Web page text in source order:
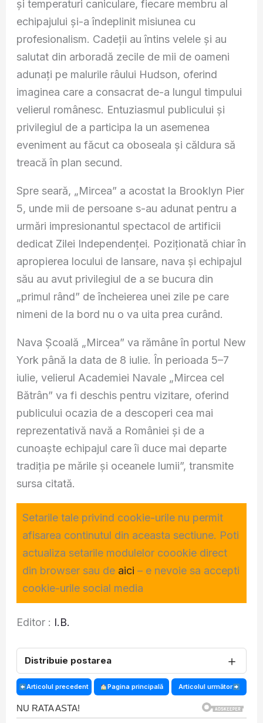
și temperaturi caniculare, fiecare membru al
echipajului și-a îndeplinit misiunea cu
profesionalism. Cadeții au întins velele și au
salutat din arboradă zecile de mii de oameni
adunați pe malurile râului Hudson, oferind
imaginea care a consacrat de-a lungul timpului
velierul românesc. Entuziasmul publicului și
privilegiul de a participa la un asemenea
eveniment au făcut ca oboseala și căldura să
treacă în plan secund.
Spre seară, „Mircea” a acostat la Brooklyn Pier
5, unde mii de persoane s-au adunat pentru a
urmări impresionantul spectacol de artificii
dedicat Zilei Independenței. Poziționată chiar în
apropierea locului de lansare, nava și echipajul
său au avut privilegiul de a se bucura din
„primul rând” de încheierea unei zile pe care
nimeni de la bord nu o va uita prea curând.
Nava Școală „Mircea” va rămâne în portul New
York până la data de 8 iulie. În perioada 5–7
iulie, velierul Academiei Navale „Mircea cel
Bătrân” va fi deschis pentru vizitare, oferind
publicului ocazia de a descoperi cea mai
reprezentativă navă a României și de a
cunoaște echipajul care îi duce mai departe
tradiția pe mările și oceanele lumii”, transmite
sursa citată.
Setarile tale privind cookie-urile nu permit
afisarea continutul din aceasta sectiune. Poti
actualiza setarile modulelor coookie direct
din browser sau de aici – e nevoie sa accepti
cookie-urile social media
Editor : I.B.
Distribuie postarea ＋
Articolul precedent Pagina principală Articolul următor